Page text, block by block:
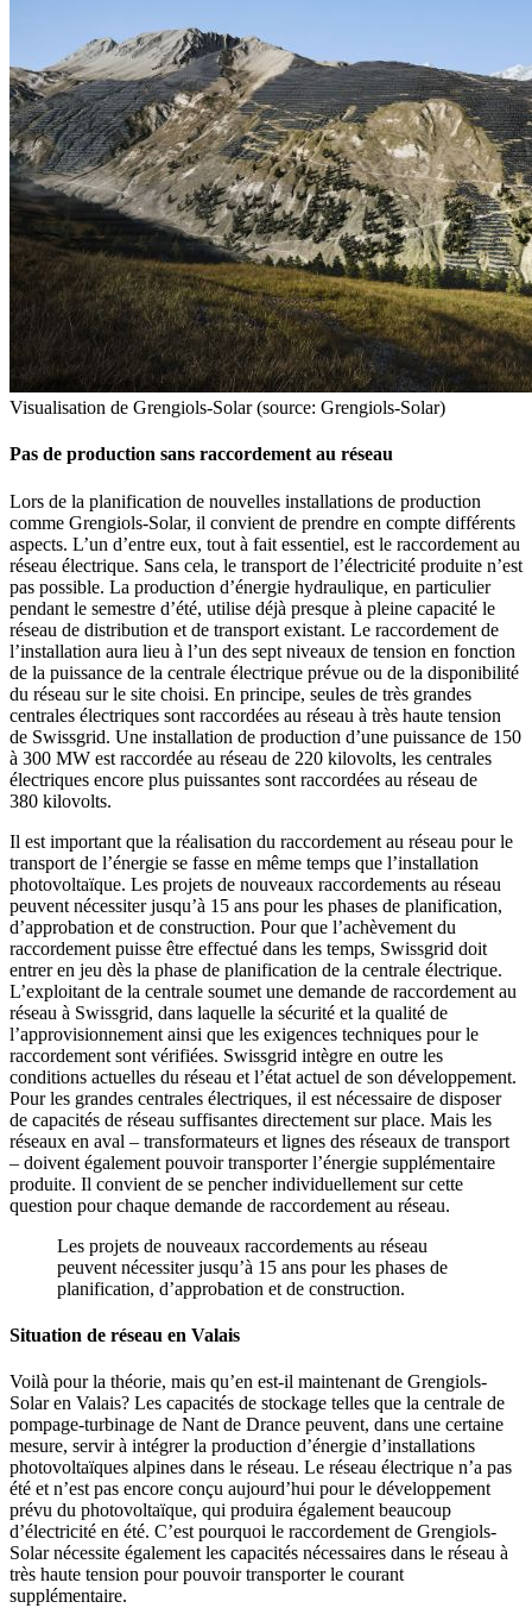
Visualisation de Grengiols-Solar (source: Grengiols-Solar)
Pas de production sans raccordement au réseau
Lors de la planification de nouvelles installations de production
comme Grengiols-Solar, il convient de prendre en compte différents
aspects. L’un d’entre eux, tout à fait essentiel, est le raccordement au
réseau électrique. Sans cela, le transport de l’électricité produite n’est
pas possible. La production d’énergie hydraulique, en particulier
pendant le semestre d’été, utilise déjà presque à pleine capacité le
réseau de distribution et de transport existant. Le raccordement de
l’installation aura lieu à l’un des sept niveaux de tension en fonction
de la puissance de la centrale électrique prévue ou de la disponibilité
du réseau sur le site choisi. En principe, seules de très grandes
centrales électriques sont raccordées au réseau à très haute tension
de Swissgrid. Une installation de production d’une puissance de 150
à 300 MW est raccordée au réseau de 220 kilovolts, les centrales
électriques encore plus puissantes sont raccordées au réseau de
380 kilovolts.
Il est important que la réalisation du raccordement au réseau pour le
transport de l’énergie se fasse en même temps que l’installation
photovoltaïque. Les projets de nouveaux raccordements au réseau
peuvent nécessiter jusqu’à 15 ans pour les phases de planification,
d’approbation et de construction. Pour que l’achèvement du
raccordement puisse être effectué dans les temps, Swissgrid doit
entrer en jeu dès la phase de planification de la centrale électrique.
L’exploitant de la centrale soumet une demande de raccordement au
réseau à Swissgrid, dans laquelle la sécurité et la qualité de
l’approvisionnement ainsi que les exigences techniques pour le
raccordement sont vérifiées. Swissgrid intègre en outre les
conditions actuelles du réseau et l’état actuel de son développement.
Pour les grandes centrales électriques, il est nécessaire de disposer
de capacités de réseau suffisantes directement sur place. Mais les
réseaux en aval – transformateurs et lignes des réseaux de transport
– doivent également pouvoir transporter l’énergie supplémentaire
produite. Il convient de se pencher individuellement sur cette
question pour chaque demande de raccordement au réseau.
Les projets de nouveaux raccordements au réseau
peuvent nécessiter jusqu’à 15 ans pour les phases de
planification, d’approbation et de construction.
Situation de réseau en Valais
Voilà pour la théorie, mais qu’en est-il maintenant de Grengiols-
Solar en Valais? Les capacités de stockage telles que la centrale de
pompage-turbinage de Nant de Drance peuvent, dans une certaine
mesure, servir à intégrer la production d’énergie d’installations
photovoltaïques alpines dans le réseau. Le réseau électrique n’a pas
été et n’est pas encore conçu aujourd’hui pour le développement
prévu du photovoltaïque, qui produira également beaucoup
d’électricité en été. C’est pourquoi le raccordement de Grengiols-
Solar nécessite également les capacités nécessaires dans le réseau à
très haute tension pour pouvoir transporter le courant
supplémentaire.